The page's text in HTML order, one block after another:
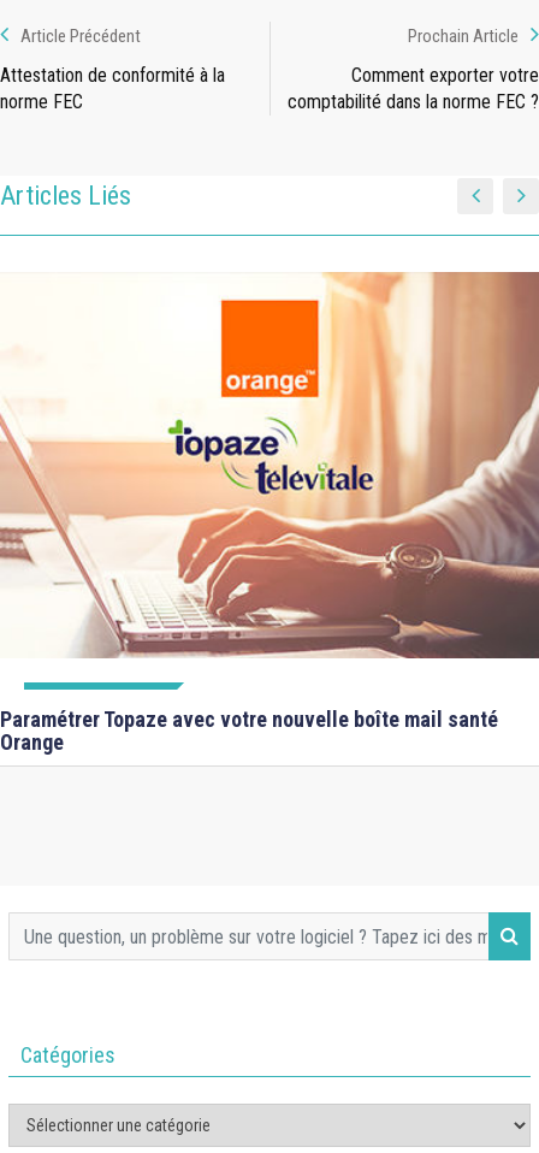
Article Précédent
Attestation de conformité à la
norme FEC
Prochain Article
Comment exporter votre
comptabilité dans la norme FEC ?
Articles Liés
Paramétrer Topaze avec votre nouvelle boîte mail santé
Orange
Catégories
Catégories